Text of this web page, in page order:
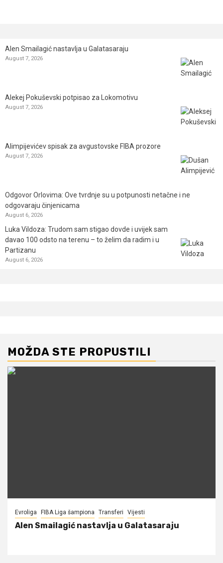
Alen Smailagić nastavlja u Galatasaraju
August 7, 2026
Alekej Pokuševski potpisao za Lokomotivu
August 7, 2026
Alimpijevićev spisak za avgustovske FIBA prozore
August 7, 2026
Odgovor Orlovima: ​Ove tvrdnje su u potpunosti netačne i ne
odgovaraju činjenicama
August 6, 2026
Luka Vildoza: Trudom sam stigao dovde i uvijek sam
davao 100 odsto na terenu – to želim da radim i u
Partizanu
August 6, 2026
MOŽDA STE PROPUSTILI
Evroliga FIBA Liga šampiona Transferi Vijesti
Alen Smailagić nastavlja u Galatasaraju